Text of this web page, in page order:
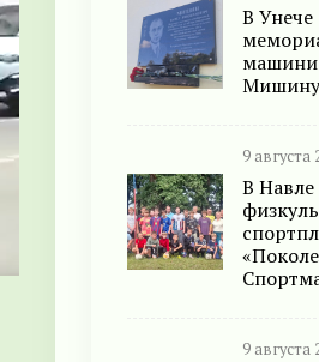
В
Мишину
9 августа
В
9 августа